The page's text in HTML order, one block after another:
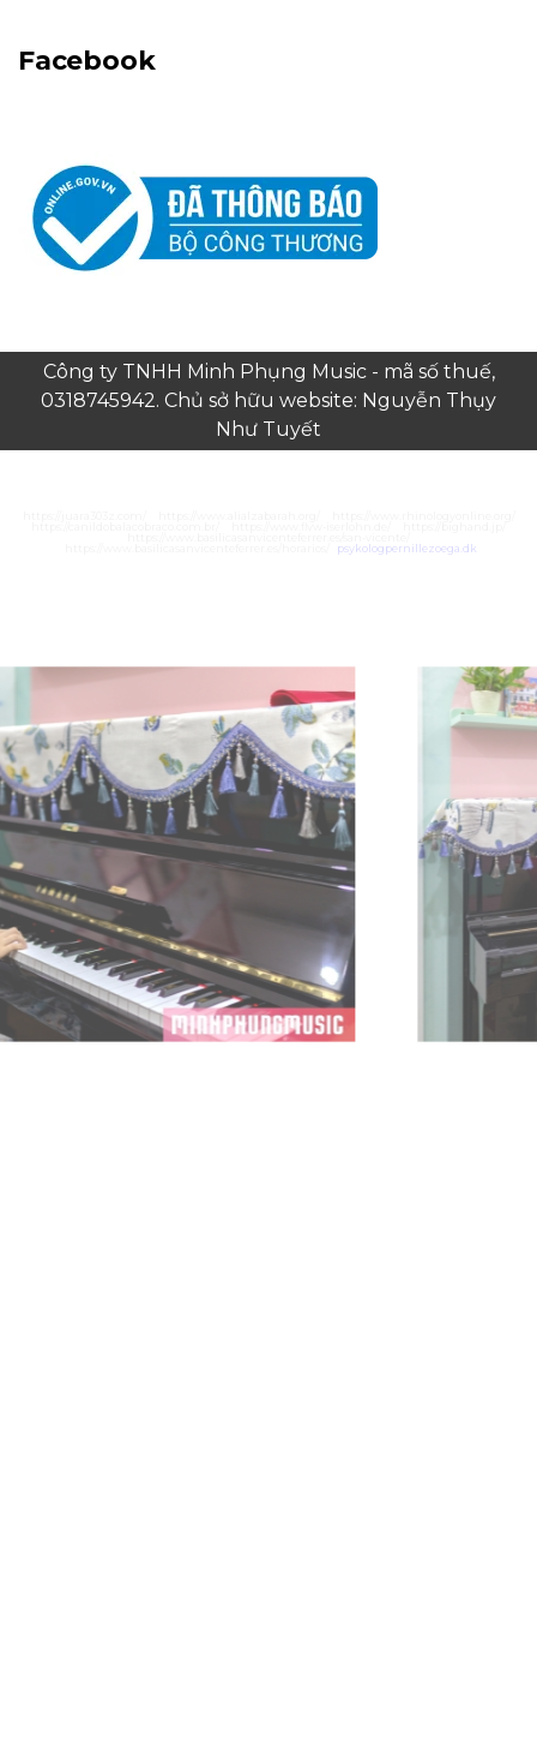
Facebook
Công ty TNHH Minh Phụng Music - mã số thuế,
0318745942. Chủ sở hữu website: Nguyễn Thụy
Như Tuyết
psykologpernillezoega.dk